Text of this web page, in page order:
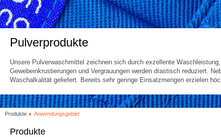
Pulverprodukte
Unsere Pulverwaschmittel zeichnen sich durch exzellente
Gewebeinkrustierungen und Vergrauungen werden drastisch reduziert.
Waschalkalität geliefert. Bereits sehr geringe Einsatzmengen erzielen
Produkte Anwendungsgebiet
Produkte